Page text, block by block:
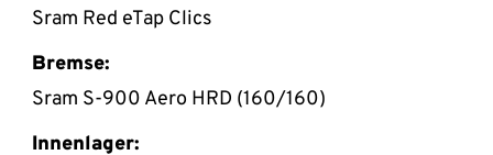
Sram Red eTap Clics
Bremse:
Sram S-900 Aero HRD (160/160)
Innenlager: